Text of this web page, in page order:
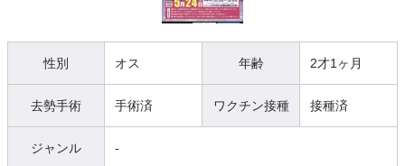
性別 オス 年齢 2才1ヶ月
去勢手術 手術済 ワクチン接種 接種済
ジャンル -